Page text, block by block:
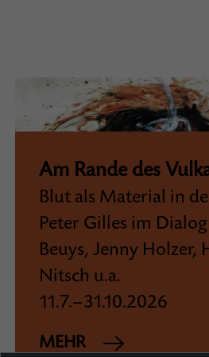
Am Rande des
Blut als Material in
Peter Gilles im
Beuys, Jenny Holzer,
Nitsch u.a.
11.7.–31.10.2026
MEHR